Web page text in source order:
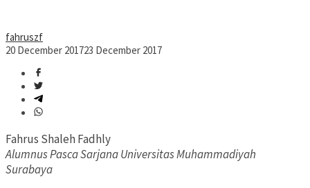
fahruszf
20 December 201723 December 2017
Fahrus Shaleh Fadhly
Alumnus Pasca Sarjana Universitas Muhammadiyah
Surabaya